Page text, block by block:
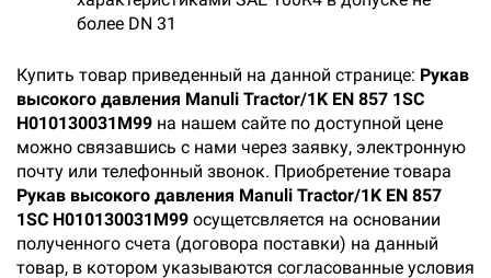
более DN 31
Купить товар приведенный на данной странице: Рукав
высокого давления Manuli Tractor/1K EN 857 1SC
H010130031M99 на нашем сайте по доступной цене
можно связавшись с нами через заявку, электронную
почту или телефонный звонок. Приобретение товара
Рукав высокого давления Manuli Tractor/1K EN 857
1SC H010130031M99 осущетсвляется на основании
полученного счета (договора поставки) на данный
товар, в котором указываются согласованные условия